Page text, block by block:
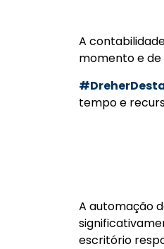
A
momento e
tempo e
A automação
escritório